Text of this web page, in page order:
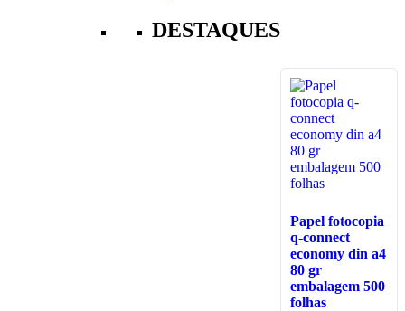
DESTAQUES
Papel fotocopia
q-connect
economy din a4
80 gr
embalagem 500
folhas